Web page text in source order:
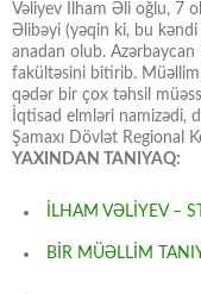
Vəliyev İlham Əli oğlu, 7
Əlibəyi (yəqin ki, bu kəndi
anadan olub.
fakültəsini bitirib.
qədər bir çox təhsil
İqtisad elmləri namizədi,
Şamaxı Dövlət Regional
YAXINDAN TANIYAQ:
İLHAM VƏLİYEV –
BİR MÜƏLLİM